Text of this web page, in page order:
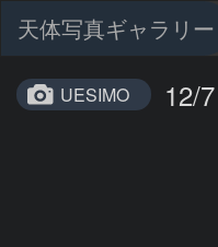
天体写真ギャラリー
UESIMO 12/